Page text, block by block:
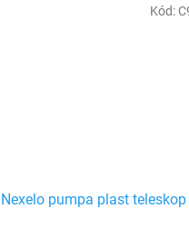
Nexelo pumpa plast
Kód: